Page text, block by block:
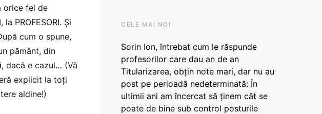
orice fel de
PROFESORI. Și
cum o spune,
pământ, din
, dacă e cazul… (Vă
explicit la toți
aldine!)
CELE MAI NOI
Sorin Ion, întrebat cum le răspunde
profesorilor care dau an de an
Titularizarea, obțin note mari, dar nu au
post pe perioadă nedeterminată: În
ultimii ani am încercat să ținem cât se
poate de bine sub control posturile